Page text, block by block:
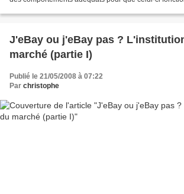
J'eBay ou j'eBay pas ?
marché (partie I)
Publié le 21/05/2008 à 07:22
Par christophe